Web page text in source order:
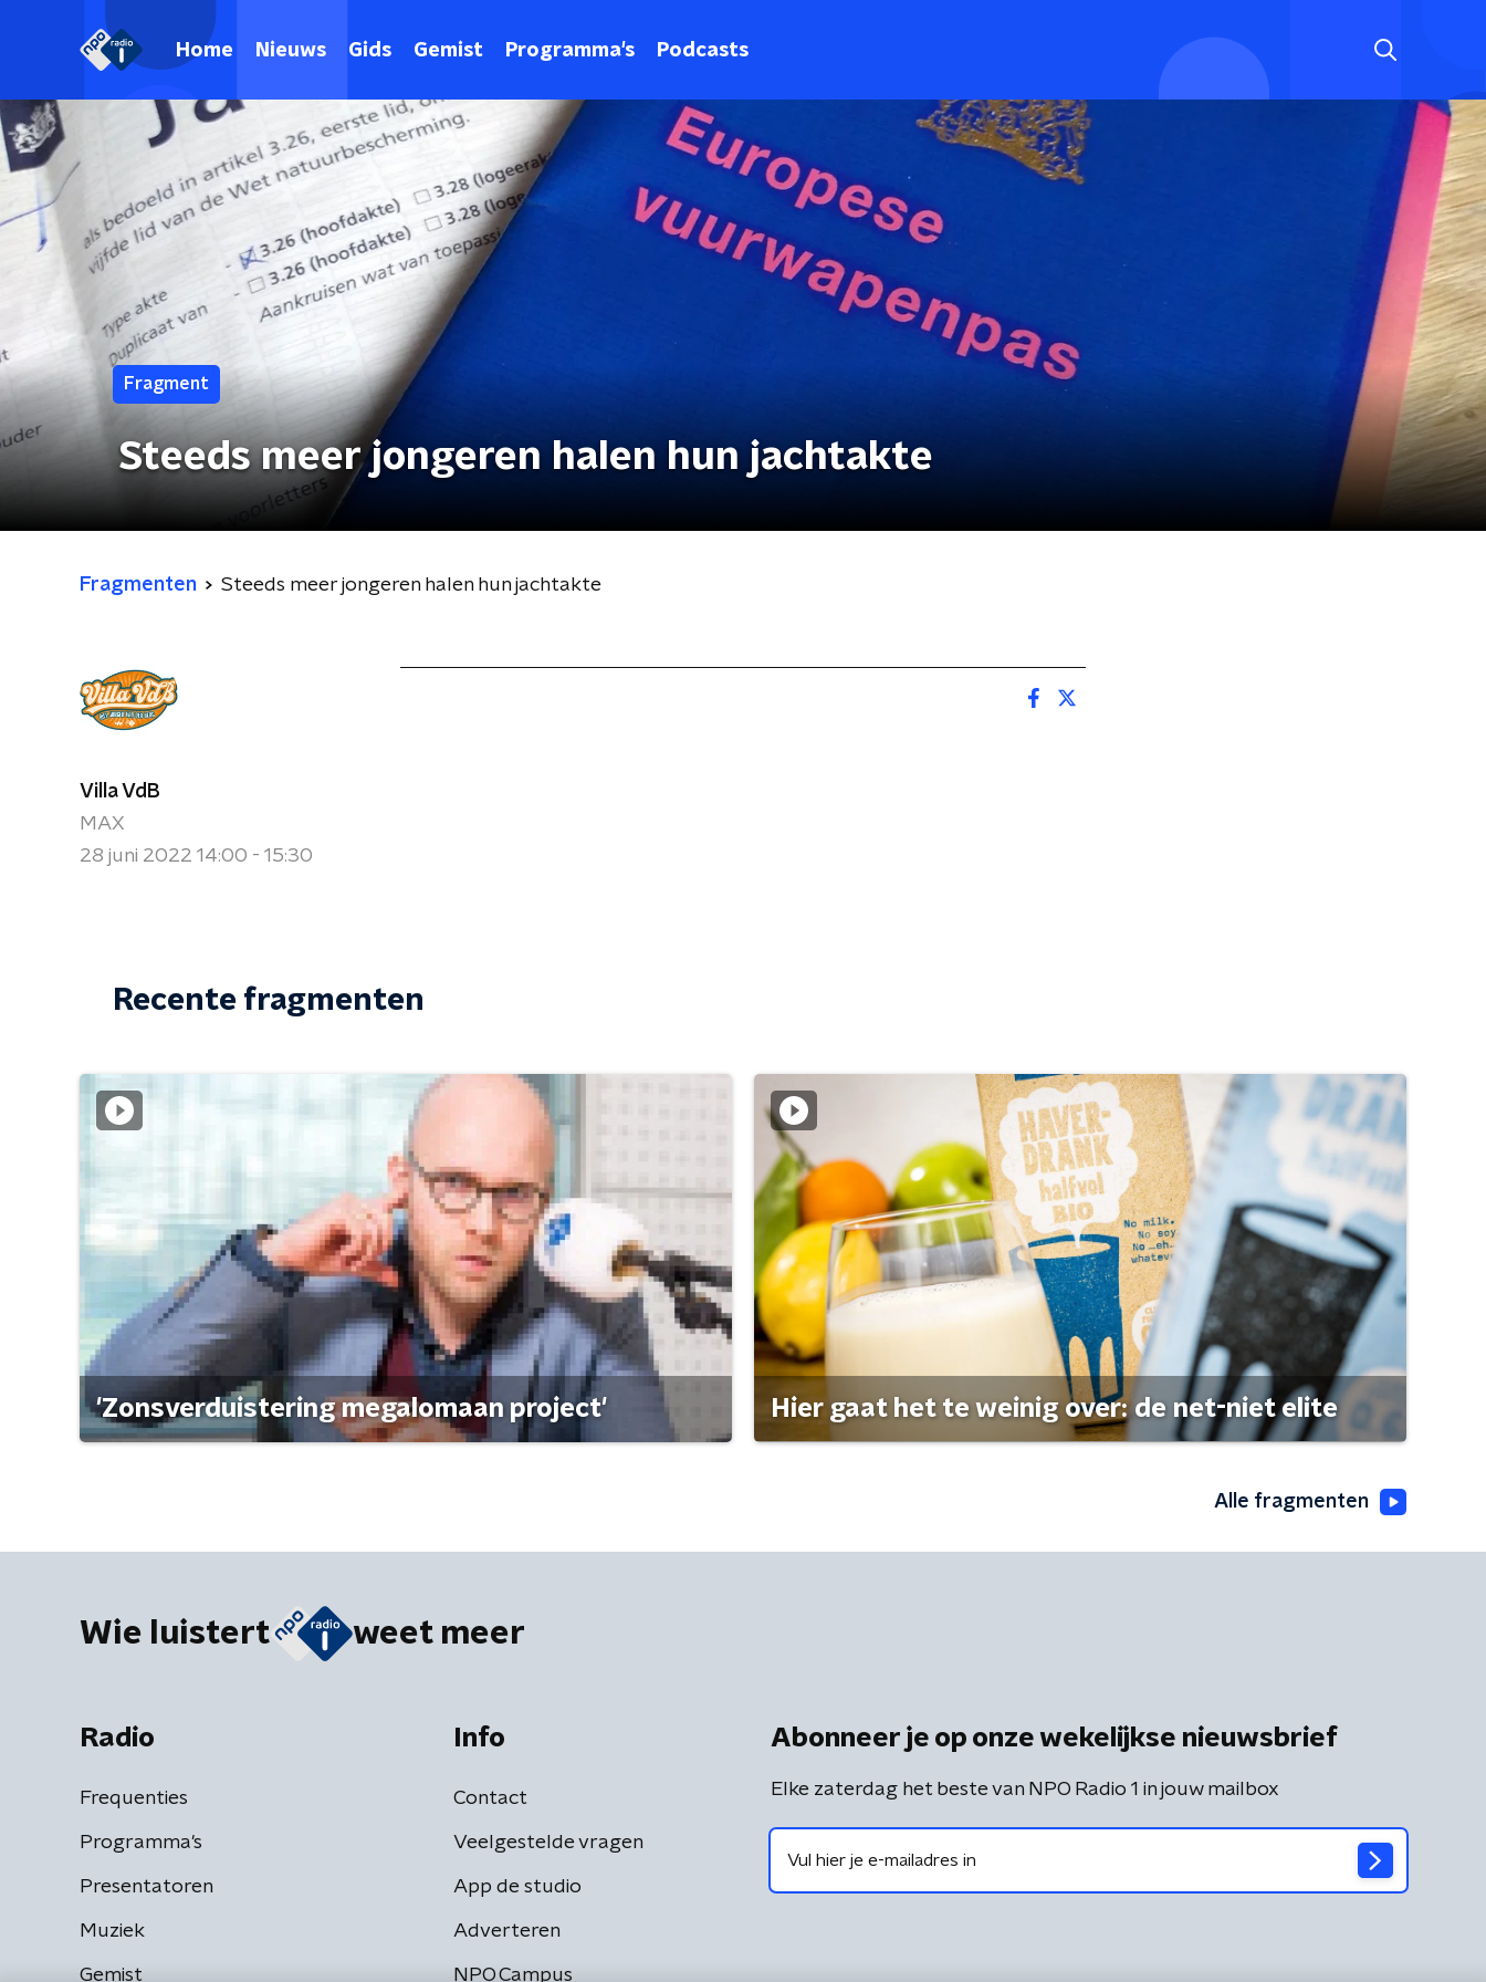
Home Nieuws Gids Gemist Programma's Podcasts
Fragment
Steeds meer jongeren halen hun jachtakte
Fragmenten Steeds meer jongeren halen hun jachtakte
Villa VdB
MAX
28 juni 2022 14:00 - 15:30
Recente fragmenten
'Zonsverduistering megalomaan project' Hier gaat het te weinig over: de net-niet elite
Alle fragmenten
Wie luistert weet meer
Radio
Frequenties
Programma's
Presentatoren
Muziek
Gemist
Info
Contact
Veelgestelde vragen
App de studio
Adverteren
NPO Campus
Abonneer je op onze wekelijkse nieuwsbrief
Elke zaterdag het beste van NPO Radio 1 in jouw mailbox